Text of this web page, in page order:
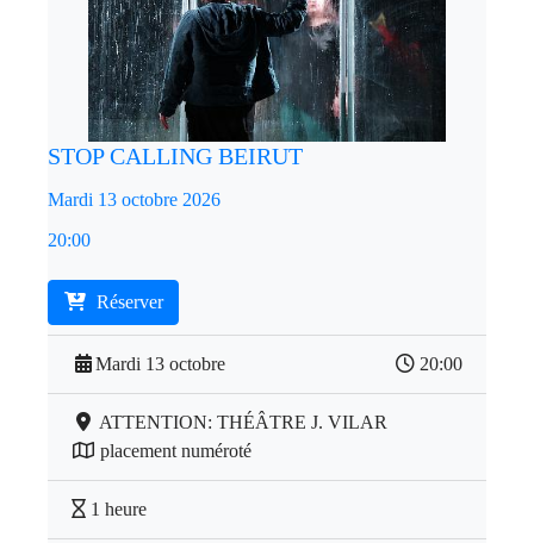
STOP CALLING BEIRUT
Mardi 13 octobre 2026
20:00
Réserver
Mardi 13 octobre 20:00
ATTENTION: THÉÂTRE J. VILAR
placement numéroté
1 heure